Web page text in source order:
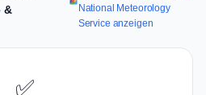
&
National Meteorology
Service anzeigen
✅